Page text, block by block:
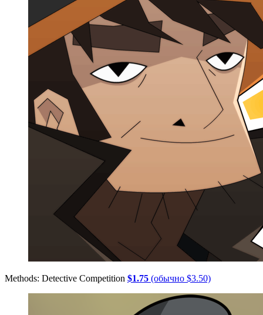
Methods: Detective Competition $1.75 (обычно $3.50)